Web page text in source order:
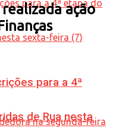
para a 4ª
de Rua nesta
ação